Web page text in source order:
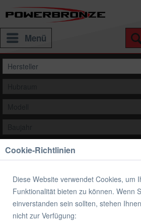
Menü
Auswählen
Übersicht Verkleidungsscheibe
Verkleidungsscheibe
KAWASAKI ZXR 750 L-M
Cookie-Richtlinien
Diese Website verwendet Cookies, um
Funktionalität bieten zu können. Wenn
einverstanden sein sollten, stehen
nicht zur Verfügung: